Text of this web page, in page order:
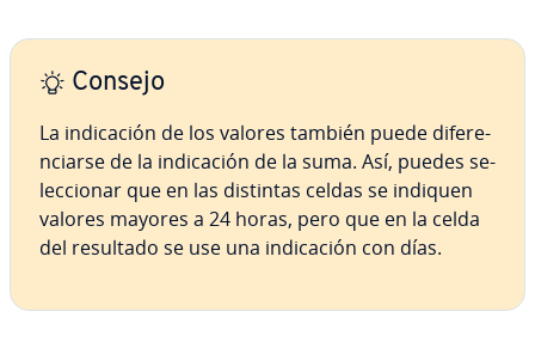
Consejo
La in­di­ca­ción de los valores también puede di­fe­re­
n­ciar­se de la in­di­ca­ción de la suma. Así, puedes se­
le­c­cio­nar que en las distintas celdas se indiquen
valores mayores a 24 horas, pero que en la celda
del resultado se use una in­di­ca­ción con días.